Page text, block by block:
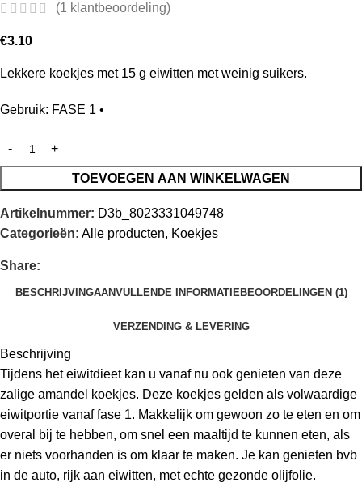
(1 klantbeoordeling)
€3.10
Lekkere koekjes met 15 g eiwitten met weinig suikers.
Gebruik: FASE 1 •
TOEVOEGEN AAN WINKELWAGEN
Artikelnummer: D3b_8023331049748
Categorieën: Alle producten, Koekjes
Share:
BESCHRIJVINGAANVULLENDE INFORMATIEBEOORDELINGEN (1)
VERZENDING & LEVERING
Beschrijving
Tijdens het eiwitdieet kan u vanaf nu ook genieten van deze
zalige amandel koekjes. Deze koekjes gelden als volwaardige
eiwitportie vanaf fase 1. Makkelijk om gewoon zo te eten en om
overal bij te hebben, om snel een maaltijd te kunnen eten, als
er niets voorhanden is om klaar te maken. Je kan genieten bvb
in de auto, rijk aan eiwitten, met echte gezonde olijfolie.